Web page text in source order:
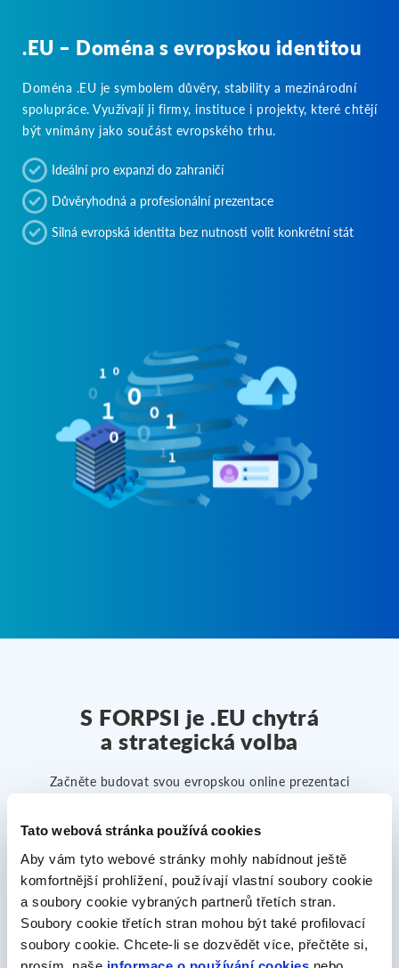
Tato webová stránka používá cookies
Aby vám tyto webové stránky mohly nabídnout ještě
komfortnější prohlížení, používají vlastní soubory cookie
a soubory cookie vybraných partnerů třetích stran.
Soubory cookie třetích stran mohou být také profilovací
soubory cookie. Chcete-li se dozvědět více, přečtěte si,
.EU – Doména s evropskou identitou
Doména .EU je symbolem důvěry, stability a mezinárodní
spolupráce. Využívají ji firmy, instituce i projekty, které chtějí
být vnímány jako součást evropského trhu.
Ideální pro expanzi do zahraničí
Důvěryhodná a profesionální prezentace
Silná evropská identita bez nutnosti volit konkrétní stát
S FORPSI je .EU chytrá
a strategická volba
Začněte budovat svou evropskou online prezentaci
a propojte ji s našimi službami pro snadný start:
SuperSite